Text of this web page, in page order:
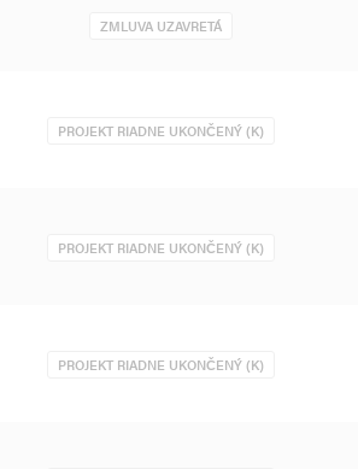
ZMLUVA UZAVRETÁ
PROJEKT RIADNE UKONČENÝ (K)
PROJEKT RIADNE UKONČENÝ (K)
PROJEKT RIADNE UKONČENÝ (K)